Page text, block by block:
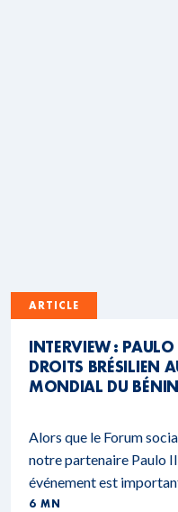
ARTICLE
INTERVIEW : PAULO
DROITS BRÉSILIEN
MONDIAL DU BÉNIN
Alors que le Forum
notre partenaire Paulo
événement est
6 MN